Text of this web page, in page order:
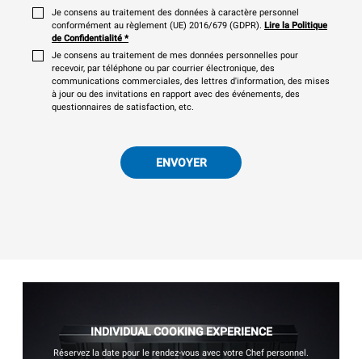
Je consens au traitement des données à caractère personnel
conformément au règlement (UE) 2016/679 (GDPR). Lire la Politique
de Confidentialité *
Je consens au traitement de mes données personnelles pour
recevoir, par téléphone ou par courrier électronique, des
communications commerciales, des lettres d'information, des mises
à jour ou des invitations en rapport avec des événements, des
questionnaires de satisfaction, etc.
ENVOYER
INDIVIDUAL COOKING EXPERIENCE
Réservez la date pour le rendez-vous avec votre Chef personnel.